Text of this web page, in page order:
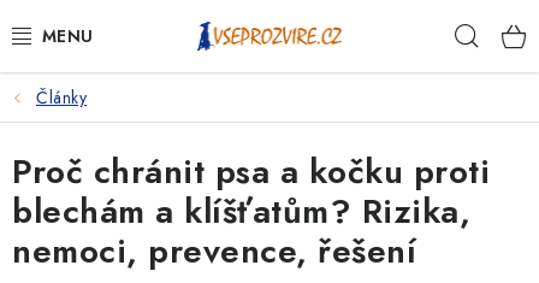
na
PSI
KOČKY
KONĚ
Články
Proč chránit psa a kočku proti
blechám a klíšťatům? Rizika,
nemoci, prevence, řešení